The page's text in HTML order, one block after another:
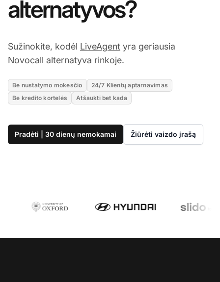
alternatyvos?
Sužinokite, kodėl LiveAgent yra geriausia
Novocall alternatyva rinkoje.
Be nustatymo mokesčio
24/7 Klientų aptarnavimas
Be kredito kortelės
Atšaukti bet kada
Pradėti | 30 dienų nemokamai Žiūrėti vaizdo įrašą